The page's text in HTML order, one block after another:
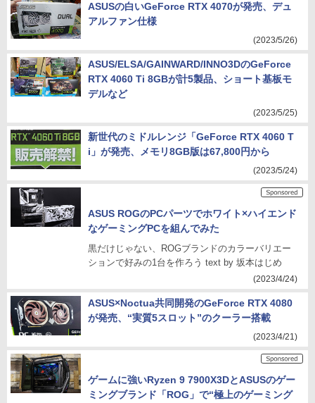
ASUSの白いGeForce RTX 4070が発売、デュ
アルファン仕様
(2023/5/26)
ASUS/ELSA/GAINWARD/INNO3DのGeForce
RTX 4060 Ti 8GBが計5製品、ショート基板モ
デルなど
(2023/5/25)
新世代のミドルレンジ「GeForce RTX 4060 T
i」が発売、メモリ8GB版は67,800円から
(2023/5/24)
ASUS ROGのPCパーツでホワイト×ハイエンド
なゲーミングPCを組んでみた
黒だけじゃない、ROGブランドのカラーバリエー
ションで好みの1台を作ろう text by 坂本はじめ
(2023/4/24)
ASUS×Noctua共同開発のGeForce RTX 4080
が発売、“実質5スロット”のクーラー搭載
(2023/4/21)
ゲームに強いRyzen 9 7900X3DとASUSのゲー
ミングブランド「ROG」で“極上のゲーミング